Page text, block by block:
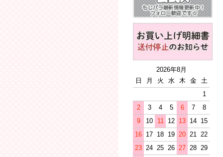
2026年8月
日
月 火 水 木 金
土
1
2
3 4 5 6 7
8
9
10 11 12 13 14 15
16 17 18 19 20 21 22
23 24 25 26 27 28 29